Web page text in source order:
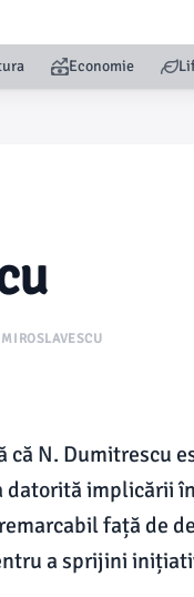
Economie
N. Dumitrescu
implicării
față de
a sprijini